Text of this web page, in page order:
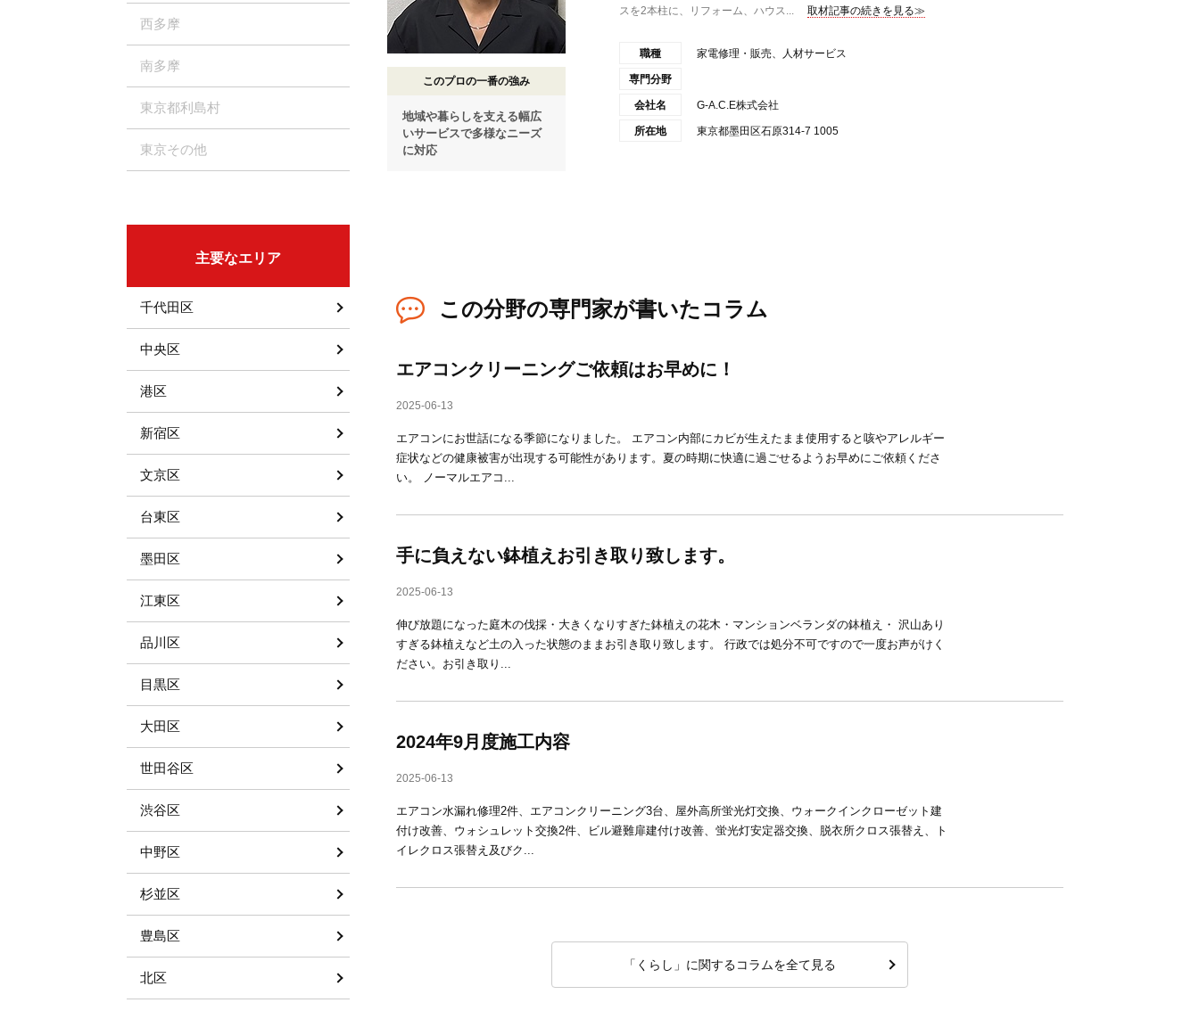
このプロの一番の強み
地域や暮らしを支える幅広
いサービスで多様なニーズ
に対応
スを2本柱に、リフォーム、ハウス...
取材記事の続きを見る≫
職種 家電修理・販売、人材サービス
専門分野
会社名 G-A.C.E株式会社
所在地 東京都墨田区石原314-7 1005
この分野の専門家が書いたコラム
エアコンクリーニングご依頼はお早めに！
2025-06-13
エアコンにお世話になる季節になりました。 エアコン内部にカビが生えたまま使用すると咳やアレルギー
症状などの健康被害が出現する可能性があります。夏の時期に快適に過ごせるようお早めにご依頼くださ
い。 ノーマルエアコ...
手に負えない鉢植えお引き取り致します。
2025-06-13
伸び放題になった庭木の伐採・大きくなりすぎた鉢植えの花木・マンションベランダの鉢植え・ 沢山あり
すぎる鉢植えなど土の入った状態のままお引き取り致します。 行政では処分不可ですので一度お声がけく
ださい。お引き取り...
2024年9月度施工内容
2025-06-13
エアコン水漏れ修理2件、エアコンクリーニング3台、屋外高所蛍光灯交換、ウォークインクローゼット建
付け改善、ウォシュレット交換2件、ビル避難扉建付け改善、蛍光灯安定器交換、脱衣所クロス張替え、ト
イレクロス張替え及びク...
「くらし」に関するコラムを全て見る
西多摩
南多摩
東京都利島村
東京その他
主要なエリア
千代田区
中央区
港区
新宿区
文京区
台東区
墨田区
江東区
品川区
目黒区
大田区
世田谷区
渋谷区
中野区
杉並区
豊島区
北区